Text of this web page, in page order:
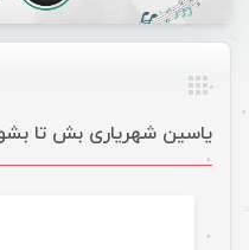
یاسین شهریاری بش تا